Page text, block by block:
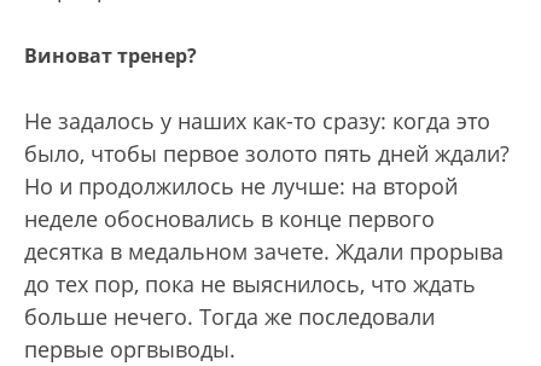
Виноват тренер?
Не задалось у наших как-то сразу: когда это
было, чтобы первое золото пять дней ждали?
Но и продолжилось не лучше: на второй
неделе обосновались в конце первого
десятка в медальном зачете. Ждали прорыва
до тех пор, пока не выяснилось, что ждать
больше нечего. Тогда же последовали
первые оргвыводы.